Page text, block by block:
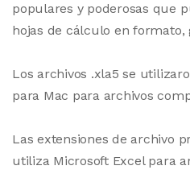
populares y poderosas que
hojas de cálculo en
Los archivos .xla5 se
para Mac para archivos
Las extensiones de archivo
utiliza Microsoft Excel para